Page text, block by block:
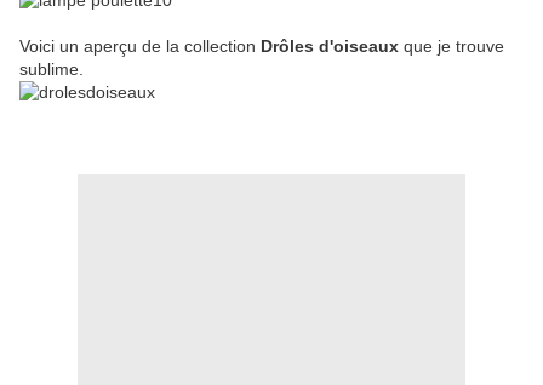
Voici un aperçu de la collection Drôles d'oiseaux que je trouve
sublime.